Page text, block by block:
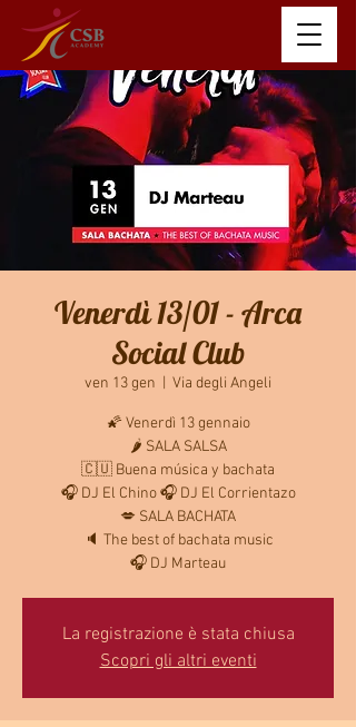
Venerdì 13/01 - Arca
Social Club
ven 13 gen Via degli Angeli
🌠 Venerdì 13 gennaio
🌶 SALA SALSA
🇨🇺 Buena música y bachata
🎧 DJ El Chino 🎧 DJ El Corrientazo
💋 SALA BACHATA
🔈 The best of bachata music
🎧 DJ Marteau
La registrazione è stata chiusa
Scopri gli altri eventi